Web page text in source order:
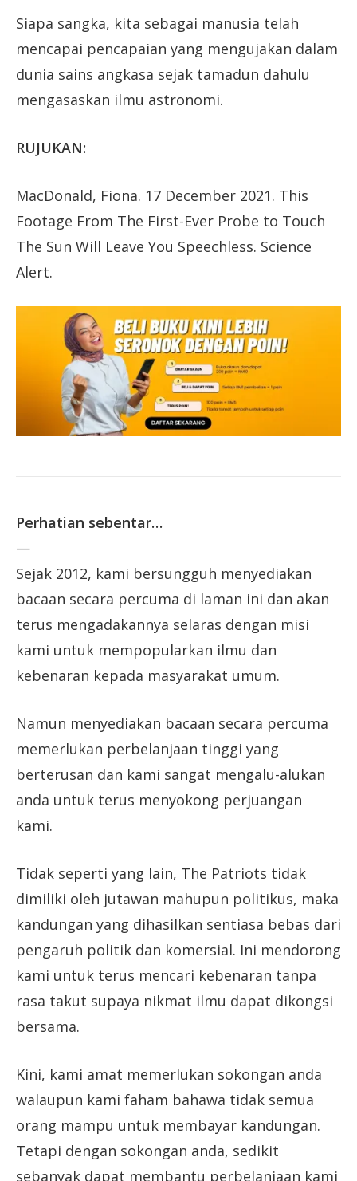
Siapa sangka, kita sebagai manusia telah
mencapai pencapaian yang mengujakan dalam
dunia sains angkasa sejak tamadun dahulu
mengasaskan ilmu astronomi.
RUJUKAN:
MacDonald, Fiona. 17 December 2021. This
Footage From The First-Ever Probe to Touch
The Sun Will Leave You Speechless. Science
Alert.
Perhatian sebentar…
—
Sejak 2012, kami bersungguh menyediakan
bacaan secara percuma di laman ini dan akan
terus mengadakannya selaras dengan misi
kami untuk mempopularkan ilmu dan
kebenaran kepada masyarakat umum.
Namun menyediakan bacaan secara percuma
memerlukan perbelanjaan tinggi yang
berterusan dan kami sangat mengalu-alukan
anda untuk terus menyokong perjuangan
kami.
Tidak seperti yang lain, The Patriots tidak
dimiliki oleh jutawan mahupun politikus, maka
kandungan yang dihasilkan sentiasa bebas dari
pengaruh politik dan komersial. Ini mendorong
kami untuk terus mencari kebenaran tanpa
rasa takut supaya nikmat ilmu dapat dikongsi
bersama.
Kini, kami amat memerlukan sokongan anda
walaupun kami faham bahawa tidak semua
orang mampu untuk membayar kandungan.
Tetapi dengan sokongan anda, sedikit
sebanyak dapat membantu perbelanjaan kami